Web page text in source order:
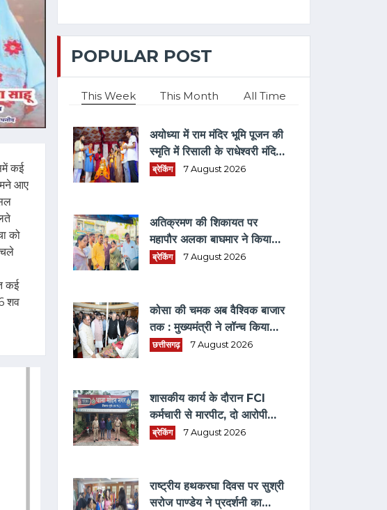
कई
आए
को
चले
कई
शव
POPULAR POST
This Week This Month All Time
अयोध्या में राम मंदिर भूमि पूजन की
स्मृति में रिसाली के राधेश्वरी मंदिर
में धार्मिक आयोजन
ब्रेकिंग 7 August 2026
अतिक्रमण की शिकायत पर
महापौर अलका बाघमार ने किया
औचक निरीक्षण
ब्रेकिंग 7 August 2026
कोसा की चमक अब वैश्विक बाजार
तक : मुख्यमंत्री ने लॉन्च किया
छत्तीसगढ़ का प्रीमियम हैंडलूम
छत्तीसगढ़ 7 August 2026
शासकीय कार्य के दौरान FCI
कर्मचारी से मारपीट, दो आरोपी
गिरफ्तार
ब्रेकिंग 7 August 2026
राष्ट्रीय हथकरघा दिवस पर सुश्री
सरोज पाण्डेय ने प्रदर्शनी का